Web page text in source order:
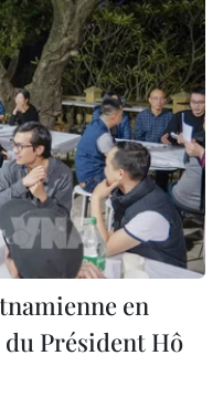
en
Président Hô